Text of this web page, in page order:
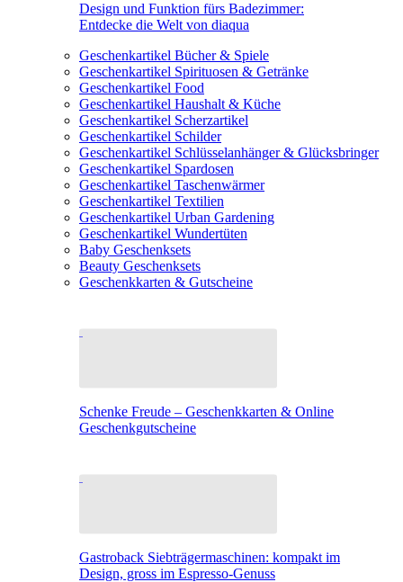
Design und Funktion fürs Badezimmer:
Entdecke die Welt von diaqua
Geschenkartikel Bücher & Spiele
Geschenkartikel Spirituosen & Getränke
Geschenkartikel Food
Geschenkartikel Haushalt & Küche
Geschenkartikel Scherzartikel
Geschenkartikel Schilder
Geschenkartikel Schlüsselanhänger & Glücksbringer
Geschenkartikel Spardosen
Geschenkartikel Taschenwärmer
Geschenkartikel Textilien
Geschenkartikel Urban Gardening
Geschenkartikel Wundertüten
Baby Geschenksets
Beauty Geschenksets
Geschenkkarten & Gutscheine
Schenke Freude – Geschenkkarten & Online
Geschenkgutscheine
Gastroback Siebträgermaschinen: kompakt im
Design, gross im Espresso-Genuss